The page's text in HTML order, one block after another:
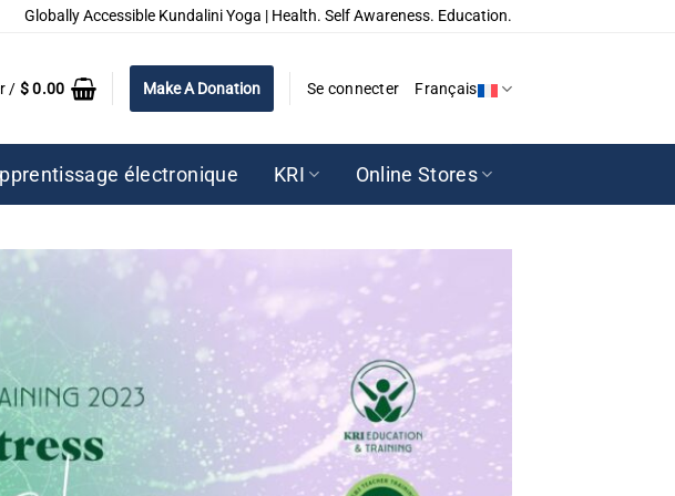
Globally Accessible Kundalini Yoga | Health. Self Awareness. Education.
/ $0.00 Make A Donation Se connecter Français
électronique KRI Online Stores